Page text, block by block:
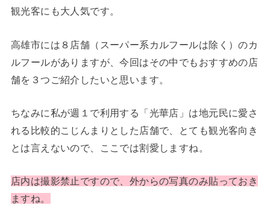
観光客にも大人気です。
高雄市には８店舗（スーパー系カルフールは除く）のカ
ルフールがありますが、今回はその中でもおすすめの店
舗を３つご紹介したいと思います。
ちなみに私が週１で利用する「光華店」は地元民に愛さ
れる比較的こじんまりとした店舗で、とても観光客向き
とは言えないので、ここでは割愛しますね。
店内は撮影禁止ですので、外からの写真のみ貼っておき
ますね。